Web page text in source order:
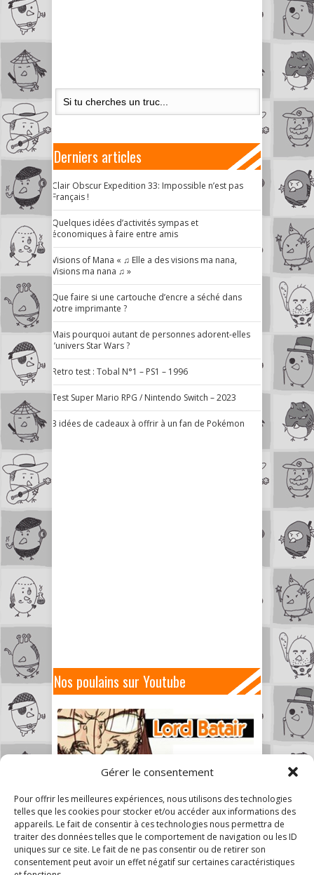
Gérer le consentement
Pour offrir les meilleures expériences, nous utilisons des technologies
telles que les cookies pour stocker et/ou accéder aux informations des
appareils. Le fait de consentir à ces technologies nous permettra de
traiter des données telles que le comportement de navigation ou les ID
uniques sur ce site. Le fait de ne pas consentir ou de retirer son
consentement peut avoir un effet négatif sur certaines caractéristiques
Derniers articles
Clair Obscur Expedition 33: Impossible n’est pas
Français !
Quelques idées d’activités sympas et
économiques à faire entre amis
Visions of Mana « ♫ Elle a des visions ma nana,
Visions ma nana ♫ »
Que faire si une cartouche d’encre a séché dans
votre imprimante ?
Mais pourquoi autant de personnes adorent-elles
l’univers Star Wars ?
Retro test : Tobal N°1 – PS1 – 1996
Test Super Mario RPG / Nintendo Switch – 2023
3 idées de cadeaux à offrir à un fan de Pokémon
Nos poulains sur Youtube